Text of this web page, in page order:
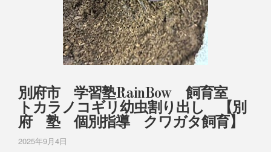
別府市 学習塾RainBow 飼育室
トカラノコギリ幼虫割り出し 【別
府 塾 個別指導 クワガタ飼育】
2025年9月4日